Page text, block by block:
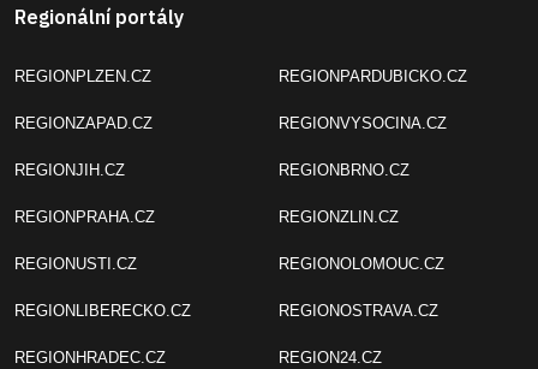
Regionální portály
REGIONPLZEN.CZ
REGIONZAPAD.CZ
REGIONJIH.CZ
REGIONPRAHA.CZ
REGIONUSTI.CZ
REGIONLIBERECKO.CZ
REGIONHRADEC.CZ
REGIONPARDUBICKO.CZ
REGIONVYSOCINA.CZ
REGIONBRNO.CZ
REGIONZLIN.CZ
REGIONOLOMOUC.CZ
REGIONOSTRAVA.CZ
REGION24.CZ